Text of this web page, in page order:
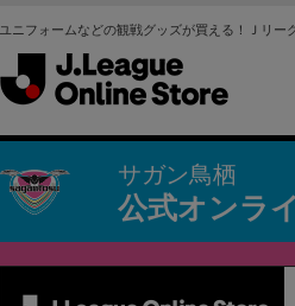
ユニフォームなどの観戦グッズが買える！Ｊリー
サガン鳥栖
公式オンラ